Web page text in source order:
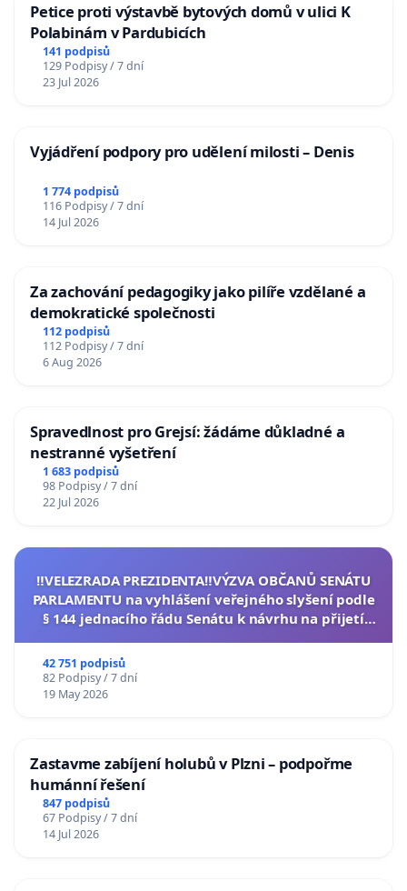
Petice proti výstavbě bytových domů v ulici K
Polabinám v Pardubicích
141 podpisů
129 Podpisy / 7 dní
23 Jul 2026
Vyjádření podpory pro udělení milosti – Denis
1 774 podpisů
116 Podpisy / 7 dní
14 Jul 2026
Za zachování pedagogiky jako pilíře vzdělané a
demokratické společnosti
112 podpisů
112 Podpisy / 7 dní
6 Aug 2026
Spravedlnost pro Grejsí: žádáme důkladné a
nestranné vyšetření
1 683 podpisů
98 Podpisy / 7 dní
22 Jul 2026
‼️VELEZRADA PREZIDENTA‼️VÝZVA OBČANŮ SENÁTU
PARLAMENTU na vyhlášení veřejného slyšení podle
§ 144 jednacího řádu Senátu k návrhu na přijetí
42 751 podpisů
82 Podpisy / 7 dní
19 May 2026
Zastavme zabíjení holubů v Plzni – podpořme
humánní řešení
847 podpisů
67 Podpisy / 7 dní
14 Jul 2026